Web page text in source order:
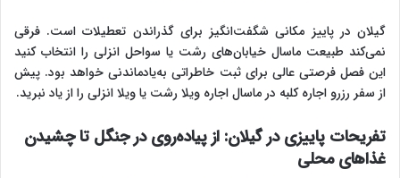
گیلان در پاییز مکانی شگفت‌انگیز برای گذراندن تعطیلات است. فرقی
نمی‌کند طبیعت ماسال خیابان‌های رشت یا سواحل انزلی را انتخاب کنید
این فصل فرصتی عالی برای ثبت خاطراتی به‌یادماندنی خواهد بود. پیش
از سفر رزرو اجاره کلبه در ماسال اجاره ویلا رشت یا ویلا انزلی را از یاد نبرید.
تفریحات پاییزی در گیلان: از پیاده‌روی در جنگل تا چشیدن
غذاهای محلی